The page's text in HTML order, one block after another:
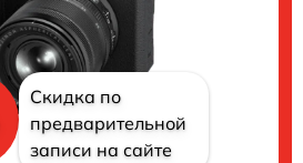
Скидка по
предварительной
записи на сайте